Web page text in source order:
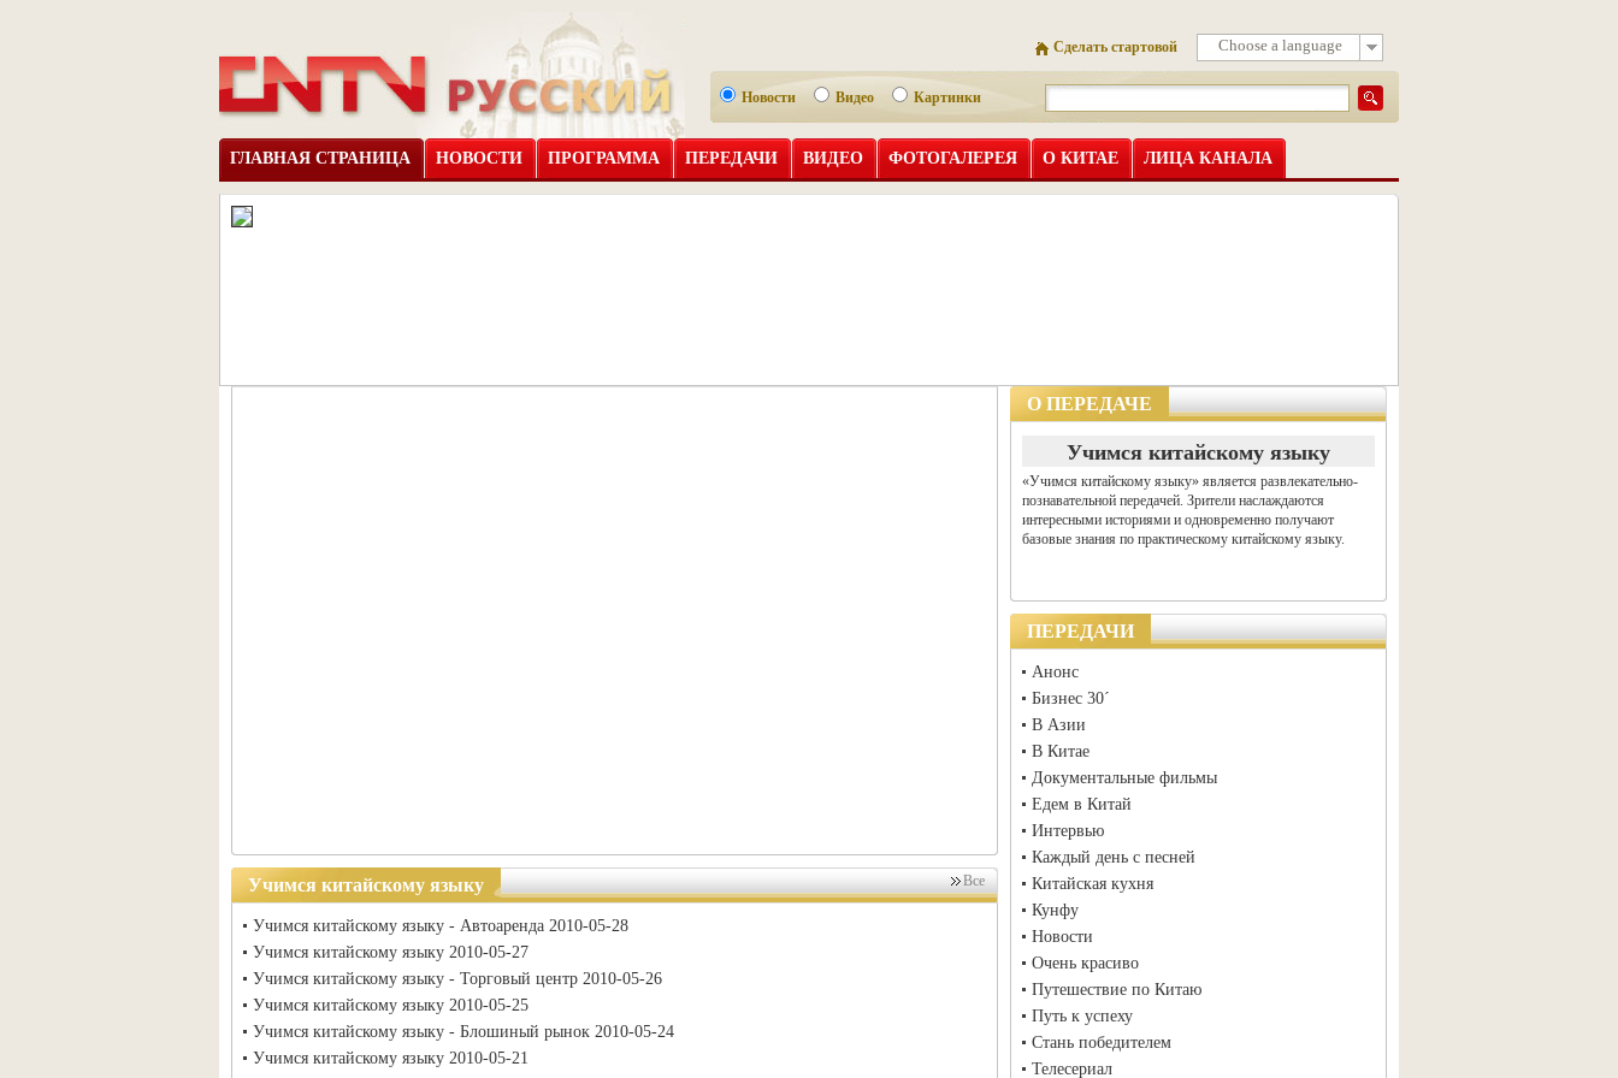
Choose a language
Сделать стартовой
Новости Видео Картинки
ГЛАВНАЯ СТРАНИЦА НОВОСТИ ПРОГРАММА ПЕРЕДАЧИ ВИДЕО ФОТОГАЛЕРЕЯ О КИТАЕ ЛИЦА КАНАЛА
Учимся китайскому языку Все
Учимся китайскому языку - Автоаренда 2010-05-28
Учимся китайскому языку 2010-05-27
Учимся китайскому языку - Торговый центр 2010-05-26
Учимся китайскому языку 2010-05-25
Учимся китайскому языку - Блошиный рынок 2010-05-24
Учимся китайскому языку 2010-05-21
О ПЕРЕДАЧЕ
Учимся китайскому языку
«Учимся китайскому языку» является развлекательно-
познавательной передачей. Зрители наслаждаются
интересными историями и одновременно получают
базовые знания по практическому китайскому языку.
ПЕРЕДАЧИ
Анонс
Бизнес 30´
В Азии
В Китае
Документальные фильмы
Едем в Китай
Интервью
Каждый день с песней
Китайская кухня
Кунфу
Новости
Очень красиво
Путешествие по Китаю
Путь к успеху
Cтань победителем
Телесериал